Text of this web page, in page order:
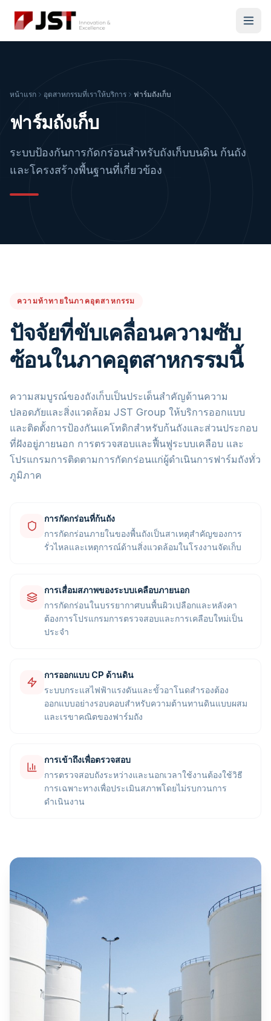
หน้าแรก อุตสาหกรรมที่เราให้บริการ ฟาร์มถังเก็บ
ฟาร์มถังเก็บ
ระบบป้องกันการกัดกร่อนสำหรับถังเก็บบนดิน ก้นถัง
และโครงสร้างพื้นฐานที่เกี่ยวข้อง
ความท้าทายในภาคอุตสาหกรรม
ปัจจัยที่ขับเคลื่อนความซับ
ซ้อนในภาคอุตสาหกรรมนี้
ความสมบูรณ์ของถังเก็บเป็นประเด็นสำคัญด้านความ
ปลอดภัยและสิ่งแวดล้อม JST Group ให้บริการออกแบบ
และติดตั้งการป้องกันแคโทดิกสำหรับก้นถังและส่วนประกอบ
ที่ฝังอยู่ภายนอก การตรวจสอบและฟื้นฟูระบบเคลือบ และ
โปรแกรมการติดตามการกัดกร่อนแก่ผู้ดำเนินการฟาร์มถังทั่ว
ภูมิภาค
การกัดกร่อนที่ก้นถัง
การกัดกร่อนภายในของพื้นถังเป็นสาเหตุสำคัญของการ
รั่วไหลและเหตุการณ์ด้านสิ่งแวดล้อมในโรงงานจัดเก็บ
การเสื่อมสภาพของระบบเคลือบภายนอก
การกัดกร่อนในบรรยากาศบนพื้นผิวเปลือกและหลังคา
ต้องการโปรแกรมการตรวจสอบและการเคลือบใหม่เป็น
ประจำ
การออกแบบ CP ด้านดิน
ระบบกระแสไฟฟ้าแรงดันและขั้วอาโนดสำรองต้อง
ออกแบบอย่างรอบคอบสำหรับความต้านทานดินแบบผสม
และเรขาคณิตของฟาร์มถัง
การเข้าถึงเพื่อตรวจสอบ
การตรวจสอบถังระหว่างและนอกเวลาใช้งานต้องใช้วิธี
การเฉพาะทางเพื่อประเมินสภาพโดยไม่รบกวนการ
ดำเนินงาน